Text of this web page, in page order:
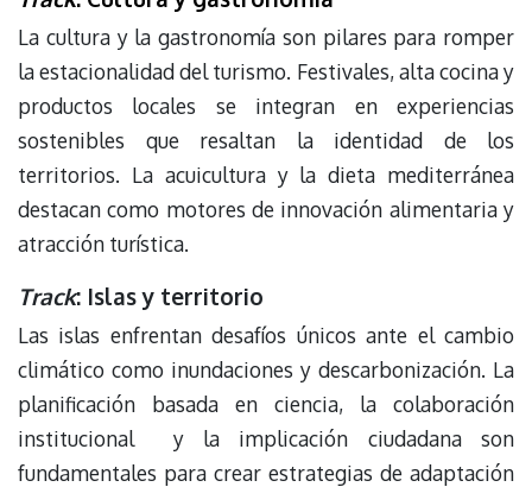
La cultura y la gastronomía son pilares para romper
la estacionalidad del turismo. Festivales, alta cocina y
productos locales se integran en experiencias
sostenibles que resaltan la identidad de los
territorios. La acuicultura y la dieta mediterránea
destacan como motores de innovación alimentaria y
atracción turística.
Track: Islas y territorio
Las islas enfrentan desafíos únicos ante el cambio
climático como inundaciones y descarbonización. La
planificación basada en ciencia, la colaboración
institucional y la implicación ciudadana son
fundamentales para crear estrategias de adaptación